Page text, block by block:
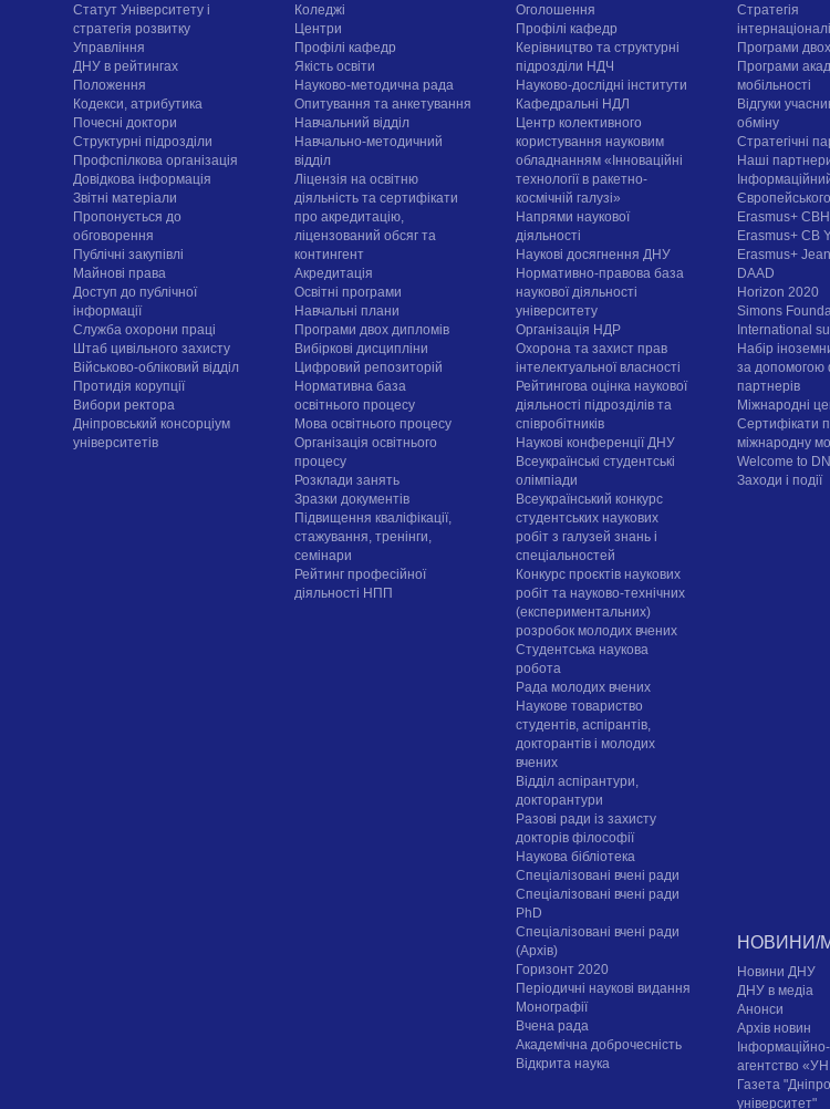
Статут Університету і
стратегія розвитку
Управління
ДНУ в рейтингах
Положення
Кодекси, атрибутика
Почесні доктори
Структурні підрозділи
Профспілкова організація
Довідкова інформація
Звітні матеріали
Пропонується до
обговорення
Публічні закупівлі
Майнові права
Доступ до публічної
інформації
Служба охорони праці
Штаб цивільного захисту
Військово-обліковий відділ
Протидія корупції
Вибори ректора
Дніпровський консорціум
університетів
Коледжі
Центри
Профілі кафедр
Якість освіти
Науково-методична рада
Опитування та анкетування
Навчальний відділ
Навчально-методичний
відділ
Ліцензія на освітню
діяльність та сертифікати
про акредитацію,
ліцензований обсяг та
контингент
Акредитація
Освітні програми
Навчальні плани
Програми двох дипломів
Вибіркові дисципліни
Цифровий репозиторій
Нормативна база
освітнього процесу
Мова освітнього процесу
Організація освітнього
процесу
Розклади занять
Зразки документів
Підвищення кваліфікації,
стажування, тренінги,
семінари
Рейтинг професійної
діяльності НПП
Оголошення
Профілі кафедр
Керівництво та структурні
підрозділи НДЧ
Науково-дослідні інститути
Кафедральні НДЛ
Центр колективного
користування науковим
обладнанням «Інноваційні
технології в ракетно-
космічній галузі»
Напрями наукової
діяльності
Наукові досягнення ДНУ
Нормативно-правова база
наукової діяльності
університету
Організація НДР
Охорона та захист прав
інтелектуальної власності
Рейтингова оцінка наукової
діяльності підрозділів та
співробітників
Наукові конференції ДНУ
Всеукраїнські студентські
олімпіади
Всеукраїнський конкурс
студентських наукових
робіт з галузей знань і
спеціальностей
Конкурс проєктів наукових
робіт та науково-технічних
(експериментальних)
розробок молодих вчених
Студентська наукова
робота
Рада молодих вчених
Наукове товариство
студентів, аспірантів,
докторантів і молодих
вчених
Відділ аспірантури,
докторантури
Разові ради із захисту
докторів філософії
Наукова бібліотека
Спеціалізовані вчені ради
Спеціалізовані вчені ради
PhD
Спеціалізовані вчені ради
(Архів)
Горизонт 2020
Періодичні наукові видання
Монографії
Вчена рада
Академічна доброчесність
Відкрита наука
Стратегія
Програми
Програми
мобільності
Відгуки
обміну
Стратегічні
Наші
Erasmus+
Erasmus+ CB
Erasmus+
DAAD
Horizon 2020
Simons
International
Набір
за допомогою
партнерів
Міжнародні
Сертифікати
міжнародну
Welcome to
Заходи і події
НОВИНИ/
Новини ДНУ
ДНУ в медіа
Анонси
Архів новин
агентство
Газета
університет"